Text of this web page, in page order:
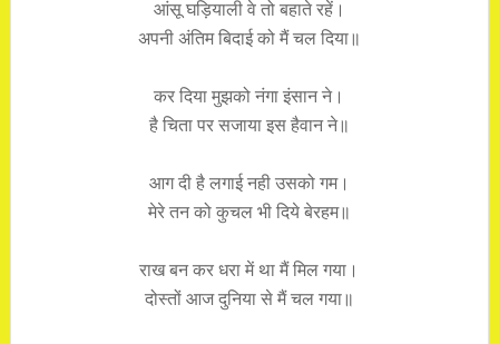
आंसू घड़ियाली वे तो बहाते रहें।
अपनी अंतिम बिदाई को मैं चल दिया॥
कर दिया मुझको नंगा इंसान ने।
है चिता पर सजाया इस हैवान ने॥
आग दी है लगाई नही उसको गम।
मेरे तन को कुचल भी दिये बेरहम॥
राख बन कर धरा में था मैं मिल गया।
दोस्तों आज दुनिया से मैं चल गया॥